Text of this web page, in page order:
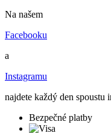
Na našem
Facebooku
a
Instagramu
najdete každý den spoustu
Bezpečné platby